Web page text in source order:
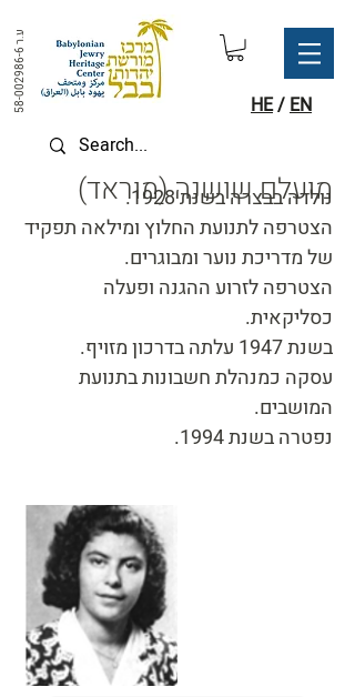
ע.ר
58-002986-6 HE/ EN
(מועלם שושנה (מוראד
נולדה בבצרה בשנת 1928.
הצטרפה לתנועת החלוץ ומילאה תפקיד
של מדריכת נוער ומבוגרים.
הצטרפה לזרוע ההגנה ופעלה
כסליקאית.
בשנת 1947 עלתה בדרכון מזויף.
עסקה כמנהלת חשבונות בתנועת
המושבים.
נפטרה בשנת 1994.